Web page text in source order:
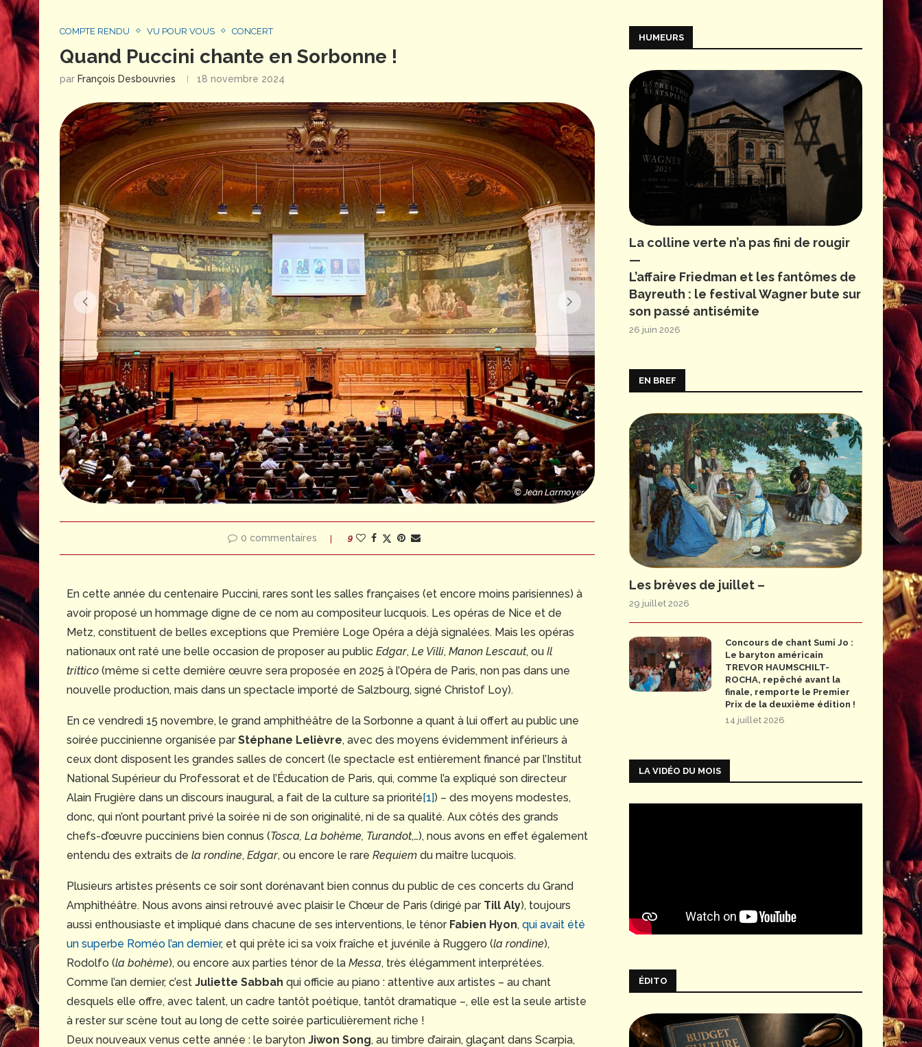
COMPTE RENDU VU POUR VOUS CONCERT
Quand Puccini chante en Sorbonne !
par François Desbouvries 18 novembre 2024
© Jean Larmoyer
© D.R.
© D.R.
© D.R.
0 commentaires 9
En cette année du centenaire Puccini, rares sont les salles françaises (et encore moins parisiennes) à
avoir proposé un hommage digne de ce nom au compositeur lucquois. Les opéras de Nice et de
Metz, constituent de belles exceptions que Première Loge Opéra a déjà signalées. Mais les opéras
nationaux ont raté une belle occasion de proposer au public Edgar, Le Villi, Manon Lescaut, ou Il
trittico (même si cette dernière œuvre sera proposée en 2025 à l’Opéra de Paris, non pas dans une
nouvelle production, mais dans un spectacle importé de Salzbourg, signé Christof Loy).
En ce vendredi 15 novembre, le grand amphithéâtre de la Sorbonne a quant à lui offert au public une
soirée puccinienne organisée parStéphane Lelièvre, avec des moyens évidemment inférieurs à
ceux dont disposent les grandes salles de concert (le spectacle est entièrement financé par l’Institut
National Supérieur du Professorat et de l’Éducation de Paris, qui, comme l’a expliqué son directeur
Alain Frugière dans un discours inaugural, a fait de la culture sa priorité[1]) – des moyens modestes,
donc, qui n’ont pourtant privé la soirée ni de son originalité, ni de sa qualité. Aux côtés des grands
chefs-d’œuvre pucciniens bien connus (Tosca, La bohème, Turandot,…), nous avons en effet également
entendu des extraits de la rondine, Edgar, ou encore le rare Requiem du maître lucquois.
Plusieurs artistes présents ce soir sont dorénavant bien connus du public de ces concerts du Grand
Amphithéâtre. Nous avons ainsi retrouvé avec plaisir le Chœur de Paris (dirigé par Till Aly), toujours
aussi enthousiaste et impliqué dans chacune de ses interventions, le ténor Fabien Hyon, qui avait été
un superbe Roméo l’an dernier, et qui prête ici sa voix fraîche et juvénile à Ruggero (la rondine),
Rodolfo (la bohème), ou encore aux parties ténor de la Messa, très élégamment interprétées.
Comme l’an dernier, c’est Juliette Sabbah qui officie au piano : attentive aux artistes – au chant
desquels elle offre, avec talent, un cadre tantôt poétique, tantôt dramatique –, elle est la seule artiste
à rester sur scène tout au long de cette soirée particulièrement riche !
Deux nouveaux venus cette année : le baryton Jiwon Song, au timbre d’airain, glaçant dans Scarpia,
HUMEURS
La colline verte n’a pas fini de rougir
—
L’affaire Friedman et les fantômes de
Bayreuth : le festival Wagner bute sur
son passé antisémite
26 juin 2026
EN BREF
Les brèves de juillet –
29 juillet 2026
Concours de chant Sumi Jo :
Le baryton américain
TREVOR HAUMSCHILT-
ROCHA, repêché avant la
finale, remporte le Premier
Prix de la deuxième édition !
14 juillet 2026
LA VIDÉO DU MOIS
ÉDITO